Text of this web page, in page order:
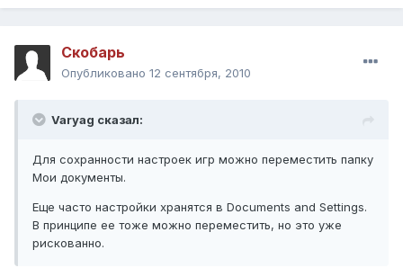
Скобарь
Опубликовано 12 сентября, 2010
Varyag сказал:
Для сохранности настроек игр можно переместить папку
Мои документы.
Еще часто настройки хранятся в Documents and Settings.
В принципе ее тоже можно переместить, но это уже
рискованно.